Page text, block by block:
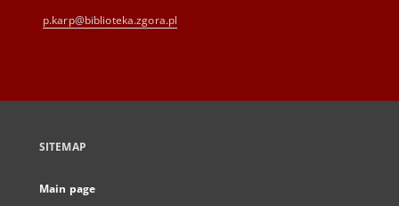
p.karp@biblioteka.zgora.pl
SITEMAP
Main page